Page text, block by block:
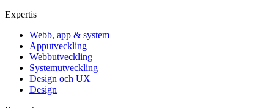
Expertis
Webb, app & system
Apputveckling
Webbutveckling
Systemutveckling
Design och UX
Design